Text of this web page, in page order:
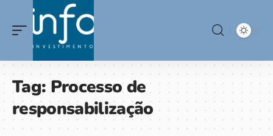
Tag:Processo de
responsabilização